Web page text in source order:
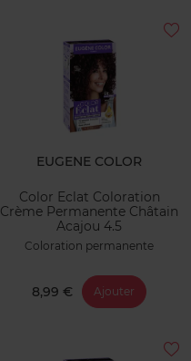
EUGENE COLOR
Color Eclat Coloration
Crème Permanente Châtain
Acajou 4.5
Coloration permanente
8,99 € Ajouter